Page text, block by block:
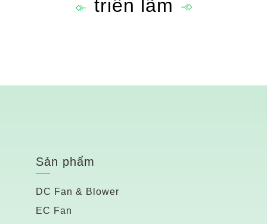
triển lãm
Sản phẩm
DC Fan & Blower
EC Fan